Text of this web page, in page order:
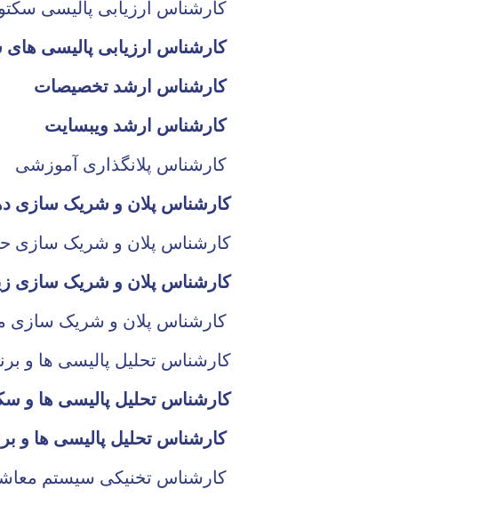
کارشناس ارزیابی پالیسی
کارشناس ارشد تخصیصات
کارشناس ارشد ویبسایت
کارشناس پلان و شریک سازی
کارشناس پلان و شریک سازی
کارشناس پلان و شریک سازی
کارشناس تحلیل پالیسی ها و
کارشناس تحلیل پالیسی ها و
کارشناس تحلیل پالیسی ها و برنامه های مصئونیت عذائی